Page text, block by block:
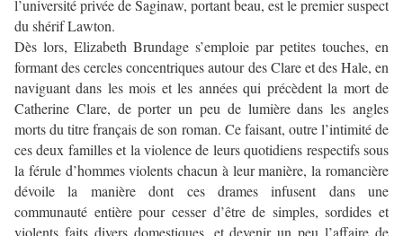
l’université privée de Saginaw, portant beau, est le premier suspect
du shérif Lawton.
Dès lors, Elizabeth Brundage s’emploie par petites touches, en
formant des cercles concentriques autour des Clare et des Hale, en
naviguant dans les mois et les années qui précèdent la mort de
Catherine Clare, de porter un peu de lumière dans les angles
morts du titre français de son roman. Ce faisant, outre l’intimité de
ces deux familles et la violence de leurs quotidiens respectifs sous
la férule d’hommes violents chacun à leur manière, la romancière
dévoile la manière dont ces drames infusent dans une
communauté entière pour cesser d’être de simples, sordides et
violents faits divers domestiques, et devenir un peu l’affaire de